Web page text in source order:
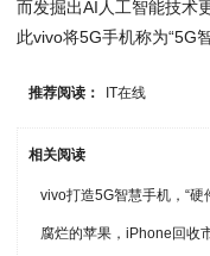
而发掘出AI人工智能技术
此vivo将5G手机称为“5G
推荐阅读： IT在线
相关阅读
vivo打造5G智慧手机，“硬
腐烂的苹果，iPhone回收